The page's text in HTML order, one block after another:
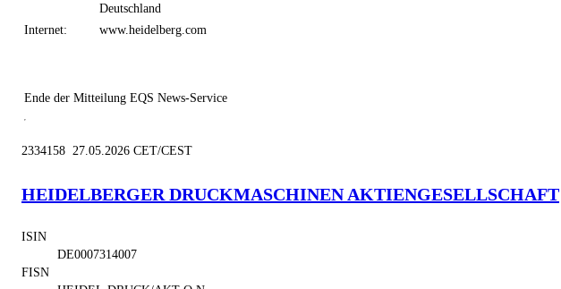
Deutschland
Internet:
www.heidelberg.com
Ende der Mitteilung EQS News-Service
2334158 27.05.2026 CET/CEST
HEIDELBERGER DRUCKMASCHINEN AKTIENGESELLSCHAFT
ISIN
DE0007314007
FISN